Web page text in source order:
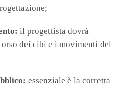
il progettista dovrà
dei cibi e i movimenti del
essenziale è la corretta